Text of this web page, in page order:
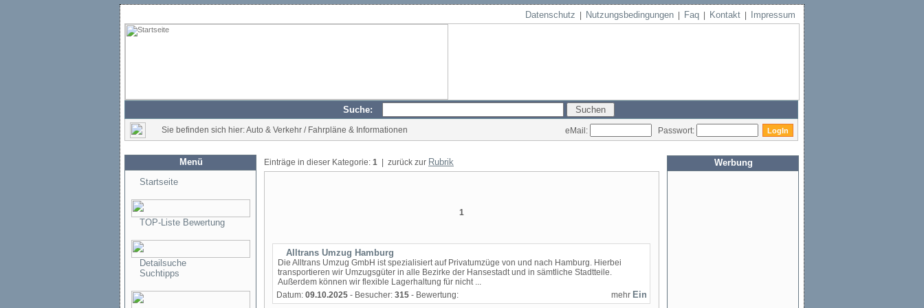
Datenschutz Nutzungsbedingungen Faq Kontakt Impressum
Suche:
Sie befinden sich hier: Auto & Verkehr / Fahrpläne & Informationen eMail: Passwort:
Menü
Startseite
TOP-Liste Bewertung
Detailsuche
Suchtipps
Einträge in dieser Kategorie: 1 | zurück zur Rubrik
1
Alltrans Umzug Hamburg
Die Alltrans Umzug GmbH ist spezialisiert auf Privatumzüge von und nach Hamburg. Hierbei
transportieren wir Umzugsgüter in alle Bezirke der Hansestadt und in sämtliche Stadtteile.
Außerdem können wir flexible Lagerhaltung für nicht ...
Datum: 09.10.2025 - Besucher: 315 - Bewertung: mehr
Werbung